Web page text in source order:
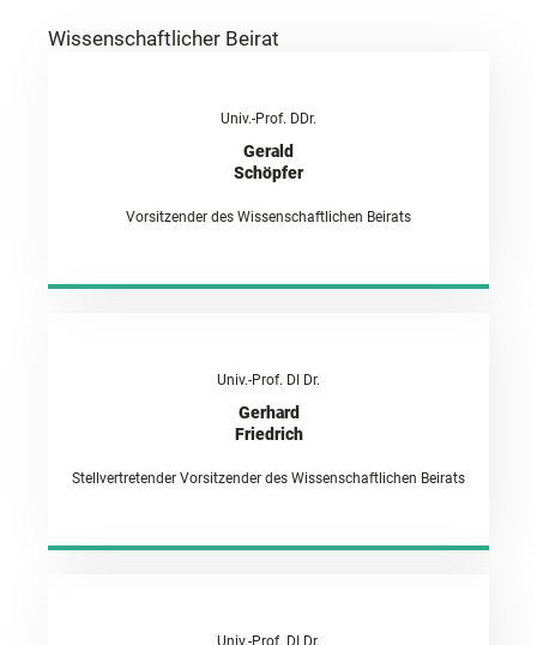
Wissenschaftlicher Beirat
Univ.-Prof. DDr.
Gerald
Schöpfer
Vorsitzender des Wissenschaftlichen Beirats
Univ.-Prof. DI Dr.
Gerhard
Friedrich
Stellvertretender Vorsitzender des Wissenschaftlichen Beirats
Univ.-Prof. DI Dr.